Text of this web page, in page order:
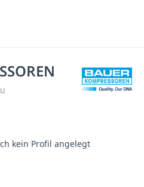
kein Profil angelegt